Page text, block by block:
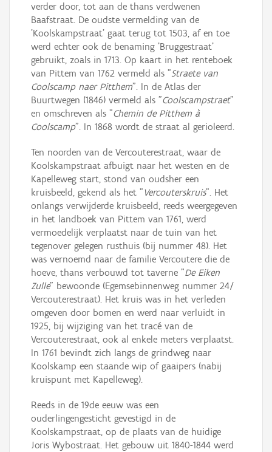
verder door, tot aan de thans verdwenen
Baafstraat. De oudste vermelding van de
'Koolskampstraat' gaat terug tot 1503, af en toe
werd echter ook de benaming 'Bruggestraat'
gebruikt, zoals in 1713. Op kaart in het renteboek
van Pittem van 1762 vermeld als "Straete van
Coolscamp naer Pitthem". In de Atlas der
Buurtwegen (1846) vermeld als "Coolscampstraet"
en omschreven als "Chemin de Pitthem à
Coolscamp". In 1868 wordt de straat al gerioleerd.
Ten noorden van de Vercouterestraat, waar de
Koolskampstraat afbuigt naar het westen en de
Kapelleweg start, stond van oudsher een
kruisbeeld, gekend als het " Vercouterskruis". Het
onlangs verwijderde kruisbeeld, reeds weergegeven
in het landboek van Pittem van 1761, werd
vermoedelijk verplaatst naar de tuin van het
tegenover gelegen rusthuis (bij nummer 48). Het
was vernoemd naar de familie Vercoutere die de
hoeve, thans verbouwd tot taverne "De Eiken
Zulle" bewoonde (Egemsebinnenweg nummer 24/
Vercouterestraat). Het kruis was in het verleden
omgeven door bomen en werd naar verluidt in
1925, bij wijziging van het tracé van de
Vercouterestraat, ook al enkele meters verplaatst.
In 1761 bevindt zich langs de grindweg naar
Koolskamp een staande wip of gaaipers (nabij
kruispunt met Kapelleweg).
Reeds in de 19de eeuw was een
ouderlingengesticht gevestigd in de
Koolskampstraat, op de plaats van de huidige
Joris Wybostraat. Het gebouw uit 1840-1844 werd